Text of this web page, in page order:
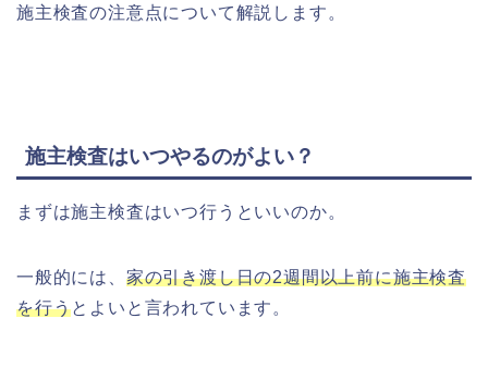
施主検査の注意点について解説します。
施主検査はいつやるのがよい？
まずは施主検査はいつ行うといいのか。
一般的には、 家の引き渡し日の2週間以上前に施主検査
を行うとよいと言われています。